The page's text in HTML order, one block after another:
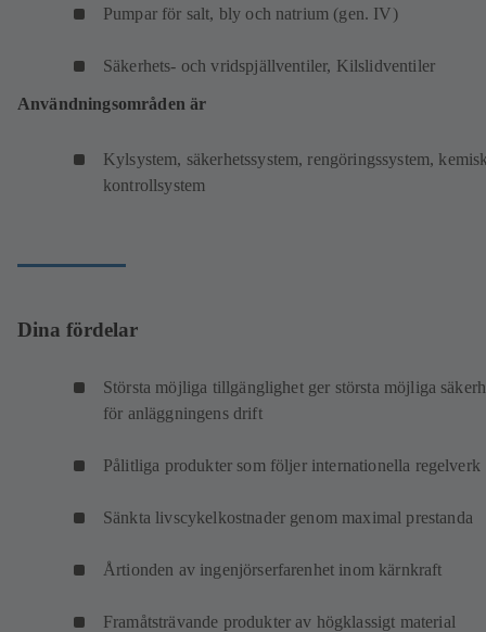
Pumpar för salt, bly och natrium (gen. IV)
Säkerhets- och vridspjällventiler, Kilslidventiler
Användningsområden är
Kylsystem, säkerhetssystem, rengöringssystem,
kontrollsystem
Dina fördelar
Största möjliga tillgänglighet ger största möjliga
för anläggningens drift
Pålitliga produkter som följer internationella regelverk
Sänkta livscykelkostnader genom maximal prestanda
Årtionden av ingenjörserfarenhet inom kärnkraft
Framåtsträvande produkter av högklassigt material